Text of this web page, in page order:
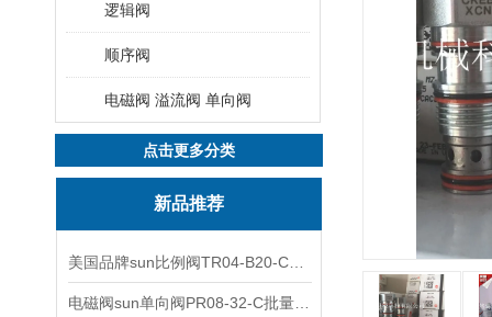
逻辑阀
顺序阀
电磁阀 溢流阀 单向阀
点击更多分类
新品推荐